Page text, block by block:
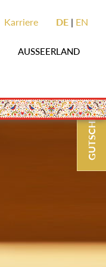
AUSSEERLAND
Karriere DE EN
GUTSCHEINE